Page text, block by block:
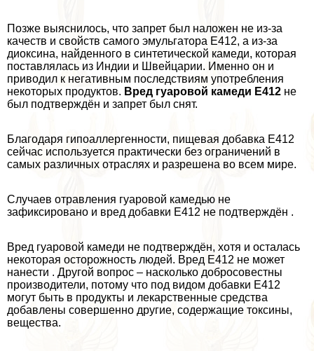
Позже выяснилось, что запрет был наложен не из-за
качеств и свойств самого эмульгатора Е412, а из-за
диоксина, найденного в синтетической камеди, которая
поставлялась из Индии и Швейцарии. Именно он и
приводил к негативным последствиям употрeбления
некоторых продуктов. Вред гуаровой камеди Е412 не
был подтверждён и запрет был снят.
Благодаря гипоаллергенности, пищевая добавка Е412
сейчас используется пpaктически без ограничений в
самых различных отраслях и разрешена во всем мире.
Случаев отравления гуаровой камедью не
зафиксировано и вред добавки Е412 не подтверждён .
Вред гуаровой камеди не подтверждён, хотя и осталась
некоторая осторожность людей. Вред Е412 не может
нанести . Другой вопрос – насколько добросовестны
производители, потому что под видом добавки Е412
могут быть в продукты и лекарственные средства
добавлены совершенно другие, содержащие токсины,
вещества.